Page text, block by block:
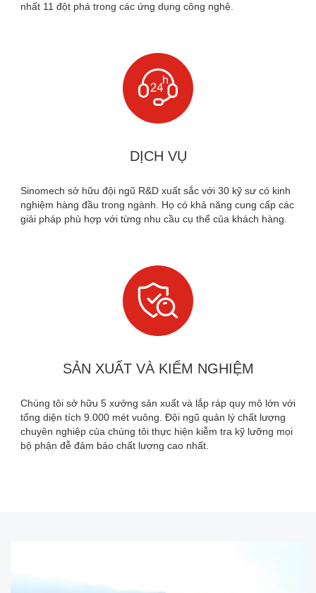
nhất 11 đột phá trong các ứng dụng công nghệ.

DỊCH VỤ
Sinomech sở hữu đội ngũ R&D xuất sắc với 30 kỹ sư có kinh
nghiệm hàng đầu trong ngành. Họ có khả năng cung cấp các
giải pháp phù hợp với từng nhu cầu cụ thể của khách hàng.

SẢN XUẤT VÀ KIỂM NGHIỆM
Chúng tôi sở hữu 5 xưởng sản xuất và lắp ráp quy mô lớn với
tổng diện tích 9.000 mét vuông. Đội ngũ quản lý chất lượng
chuyên nghiệp của chúng tôi thực hiện kiễm tra kỹ lưỡng mọi
bộ phận đễ đảm bảo chất lượng cao nhất.